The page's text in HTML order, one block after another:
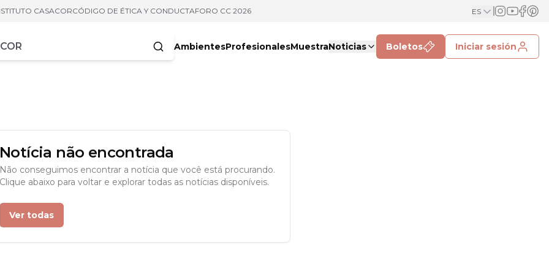
CASACORCÓDIGO DE ÉTICA Y CONDUCTAFORO CC 2026 ES
AmbientesProfesionalesMuestraNoticias Boletos Iniciar sesión
Notícia não encontrada
Não conseguimos encontrar a notícia que você está procurando.
Clique abaixo para voltar e explorar todas as notícias disponíveis.
Ver todas